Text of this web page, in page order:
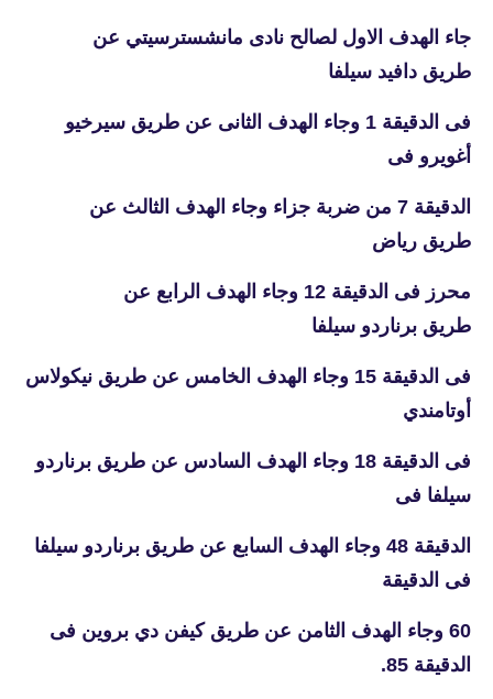
جاء الهدف الاول لصالح نادى مانشسترسيتي عن
طريق دافيد سيلفا
فى الدقيقة 1 وجاء الهدف الثانى عن طريق سيرخيو
أغويرو فى
الدقيقة 7 من ضربة جزاء وجاء الهدف الثالث عن
طريق رياض
محرز فى الدقيقة 12 وجاء الهدف الرابع عن
طريق برناردو سيلفا
فى الدقيقة 15 وجاء الهدف الخامس عن طريق نيكولاس
أوتامندي
فى الدقيقة 18 وجاء الهدف السادس عن طريق برناردو
سيلفا فى
الدقيقة 48 وجاء الهدف السابع عن طريق برناردو سيلفا
فى الدقيقة
60 وجاء الهدف الثامن عن طريق كيفن دي بروين فى
الدقيقة 85.